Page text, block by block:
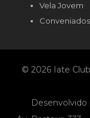
Vela Jovem
Conveniados
© 2026 Iate